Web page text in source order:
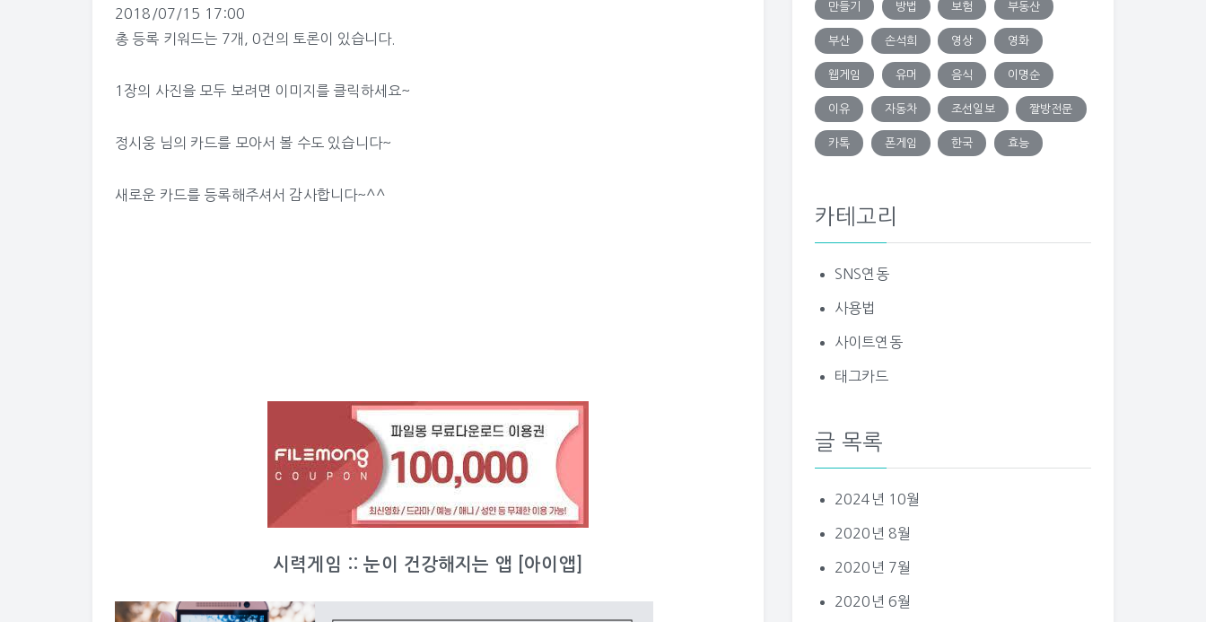
2018/07/15 17:00
총 등록 키워드는 7개, 0건의 토론이 있습니다.
1장의 사진을 모두 보려면 이미지를 클릭하세요~
정시웅 님의 카드를 모아서 볼 수도 있습니다~
새로운 카드를 등록해주셔서 감사합니다~^^
시력게임 :: 눈이 건강해지는 앱 [아이앱]
만들기 방법 보험 부동산
부산 손석희 영상 영화
웹게임 유머 음식 이명순
이유 자동차 조선일보 짤방전문
카톡 폰게임 한국 효능
카테고리
SNS연동
사용법
사이트연동
태그카드
글 목록
2024년 10월
2020년 8월
2020년 7월
2020년 6월